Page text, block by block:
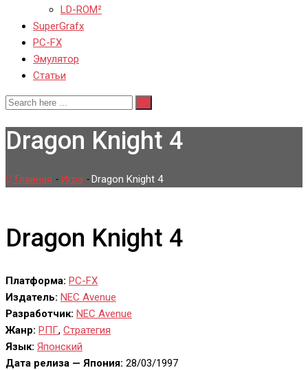
LD-ROM²
SuperGrafx
PC-FX
Эмулятор
Статьи
Dragon Knight 4
Главная - Игра -Dragon Knight 4
Dragon Knight 4
Платформа: PC-FX
Издатель: NEC Avenue
Разработчик: NEC Avenue
Жанр: РПГ, Стратегия
Язык: Японский
Дата релиза — Япония: 28/03/1997